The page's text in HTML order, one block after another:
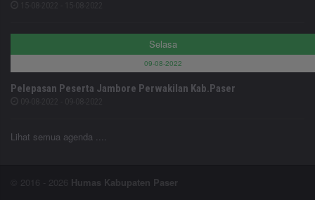
Selasa
09-08-2022
Pelepasan Peserta Jambore Perwakilan Kab.Paser
Lihat semua agenda ....
© 2016 - 2026 Humas Kabupaten Paser